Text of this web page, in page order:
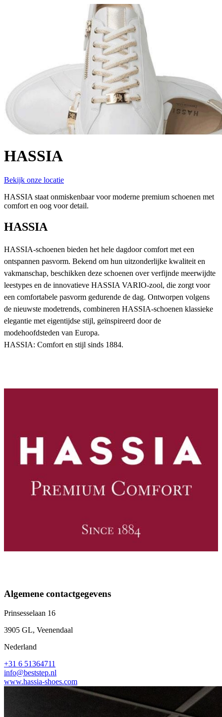
HASSIA
Bekijk onze locatie
HASSIA staat onmiskenbaar voor moderne premium schoenen met
comfort en oog voor detail.
HASSIA
HASSIA-schoenen bieden het hele dagdoor comfort met een
ontspannen pasvorm. Bekend om hun uitzonderlijke kwaliteit en
vakmanschap, beschikken deze schoenen over verfijnde meerwijdte
leestypes en de innovatieve HASSIA VARIO-zool, die zorgt voor
een comfortabele pasvorm gedurende de dag. Ontworpen volgens
de nieuwste modetrends, combineren HASSIA-schoenen klassieke
elegantie met eigentijdse stijl, geïnspireerd door de
modehoofdsteden van Europa.
HASSIA: Comfort en stijl sinds 1884.
Algemene contactgegevens
Prinsesselaan 16
3905 GL, Veenendaal
Nederland
+31 6 51364711
info@beststep.nl
www.hassia-shoes.com